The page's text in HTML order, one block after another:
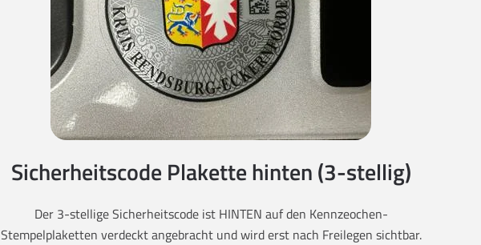
Sicherheitscode Plakette hinten (3-stellig)
Der 3-stellige Sicherheitscode ist HINTEN auf den Kennzeochen-
Stempelplaketten verdeckt angebracht und wird erst nach Freilegen sichtbar.